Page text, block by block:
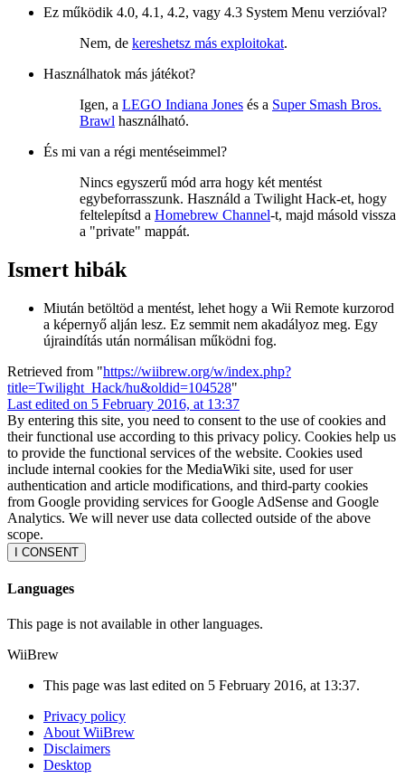
Ez működik 4.0, 4.1, 4.2, vagy 4.3 System Menu verzióval?
Nem, de kereshetsz más exploitokat.
Használhatok más játékot?
Igen, a LEGO Indiana Jones és a Super Smash Bros.
Brawl használható.
És mi van a régi mentéseimmel?
Nincs egyszerű mód arra hogy két mentést
egybeforrasszunk. Használd a Twilight Hack-et, hogy
feltelepítsd a Homebrew Channel-t, majd másold vissza
a "private" mappát.
Ismert hibák
Miután betöltöd a mentést, lehet hogy a Wii Remote kurzorod
a képernyő alján lesz. Ez semmit nem akadályoz meg. Egy
újraindítás után normálisan működni fog.
Retrieved from "https://wiibrew.org/w/index.php?
title=Twilight_Hack/hu&oldid=104528"
Last edited on 5 February 2016, at 13:37
By entering this site, you need to consent to the use of cookies and
their functional use according to this privacy policy. Cookies help us
to provide the functional services of the website. Cookies used
include internal cookies for the MediaWiki site, used for user
authentication and article modifications, and third-party cookies
from Google providing services for Google AdSense and Google
Analytics. We will never use data collected outside of the above
scope.
I CONSENT
Languages
This page is not available in other languages.
WiiBrew
This page was last edited on 5 February 2016, at 13:37.
Privacy policy
About WiiBrew
Disclaimers
Desktop